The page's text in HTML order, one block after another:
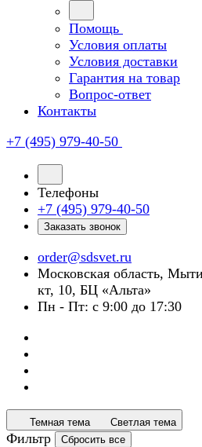
Помощь
Условия оплаты
Условия доставки
Гарантия на товар
Вопрос-ответ
Контакты
+7 (495) 979-40-50
Телефоны
+7 (495) 979-40-50
Заказать звонок
order@sdsvet.ru
Московская область,
кт, 10, БЦ «Альта»
Пн - Пт: с 9:00 до 17:30
Темная тема Светлая тема
Фильтр Сбросить все